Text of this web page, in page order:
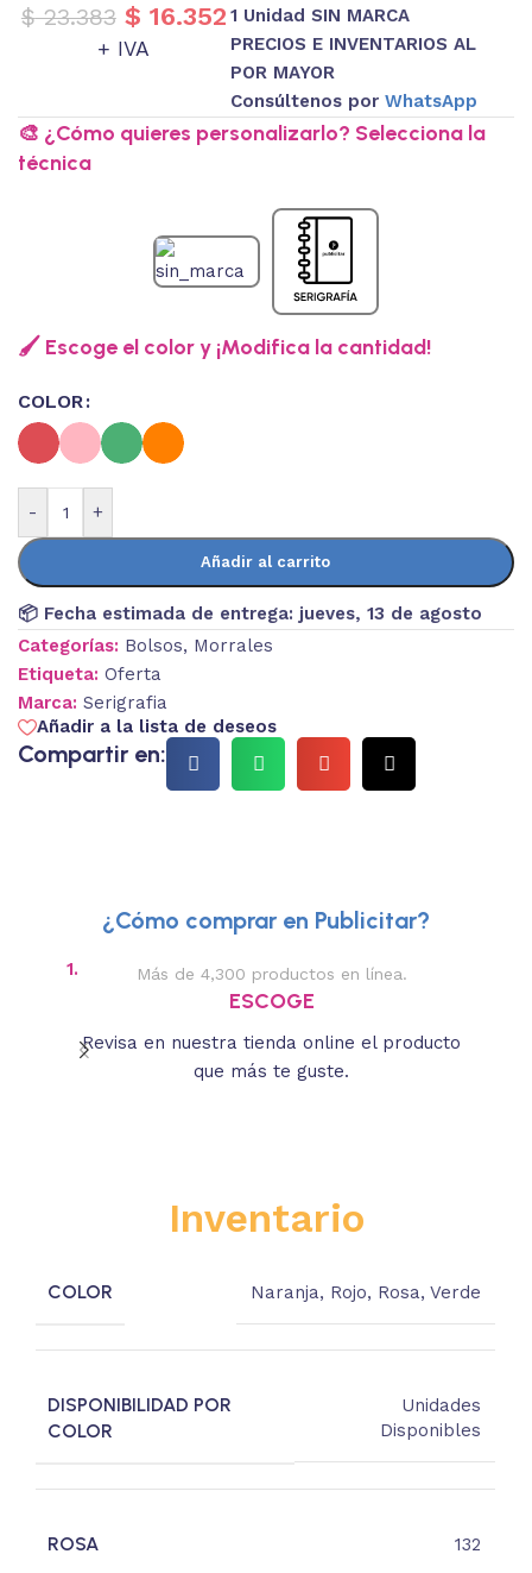
$23.383 $ 16.352
+ IVA
1 Unidad SIN MARCA
PRECIOS E INVENTARIOS AL
POR MAYOR
Consúltenos por WhatsApp
🎨 ¿Cómo quieres personalizarlo? Selecciona la
técnica
🖌️ Escoge el color y ¡Modifica la cantidad!
COLOR
- +
Añadir al carrito
📦 Fecha estimada de entrega: jueves, 13 de agosto
Categorías: Bolsos, Morrales
Etiqueta: Oferta
Marca: Serigrafia
Añadir a la lista de deseos
Compartir en:
¿Cómo comprar en Publicitar?
1. Más de 4,300 productos en línea.
ESCOGE
Revisa en nuestra tienda online el producto
que más te guste.
Inventario
COLOR Naranja, Rojo, Rosa,Verde
DISPONIBILIDAD POR
COLOR
Unidades
Disponibles
ROSA 132